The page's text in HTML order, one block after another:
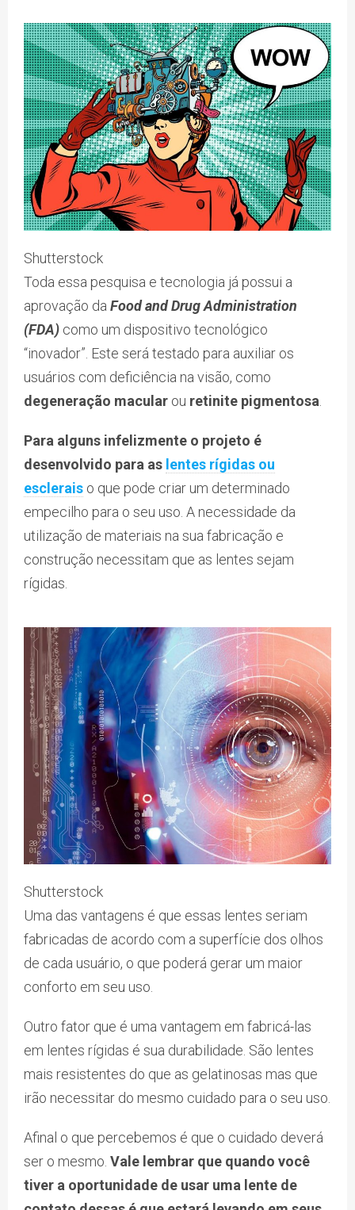
Shutterstock
Toda essa pesquisa e tecnologia já possui a
aprovação da Food and Drug Administration
(FDA) como um dispositivo tecnológico
“inovador”. Este será testado para auxiliar os
usuários com deficiência na visão, como
degeneração macular ou retinite pigmentosa
Para alguns infelizmente o projeto é
desenvolvido para as lentes rígidas ou
esclerais o que pode criar um determinado
empecilho para o seu uso. A necessidade da
utilização de materiais na sua fabricação e
construção necessitam que as lentes sejam
rígidas.
Shutterstock
Uma das vantagens é que essas lentes seriam
fabricadas de acordo com a superfície dos olhos
de cada usuário, o que poderá gerar um maior
conforto em seu uso.
Outro fator que é uma vantagem em fabricá-las
em lentes rígidas é sua durabilidade. São lentes
mais resistentes do que as gelatinosas mas que
irão necessitar do mesmo cuidado para o seu uso.
Afinal o que percebemos é que o cuidado deverá
ser o mesmo. Vale lembrar que quando você
tiver a oportunidade de usar uma lente de